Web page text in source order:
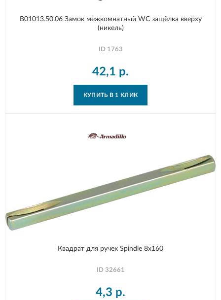
B01013.50.06 Замок межкомнатный WC защёлка вверху
(никель)
ID 1763
42,1 р.
КУПИТЬ В 1 КЛИК
Квадрат для ручек Spindle 8х160
ID 32661
4,3 р.